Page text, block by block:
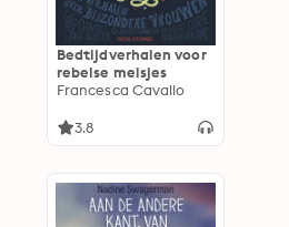
Bedtijdverhalen voor
rebelse meisjes
Francesca Cavallo
3.8